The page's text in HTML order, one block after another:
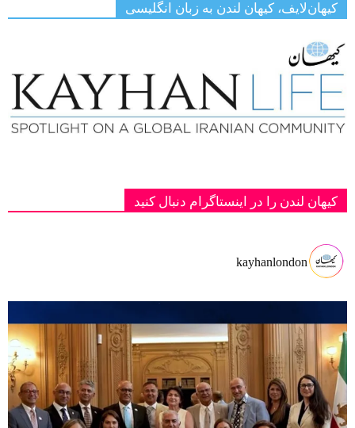
کیهان‌لایف، کیهان لندن به زبان انگلیسی
کیهان لندن را در اینستاگرام دنبال کنید
kayhanlondon